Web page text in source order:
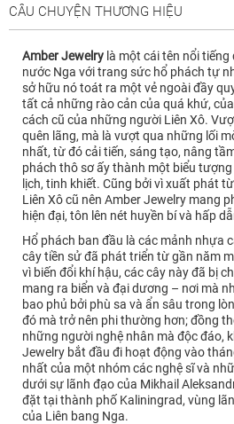
CÂU CHUYỆN THƯƠNG HIỆU
Amber Jewelry là một cái tên nổi
nước Nga với trang sức hổ phách tự
sở hữu nó toát ra một vẻ ngoài đầy
tất cả những rào cản của quá khứ,
cách cũ của những người Liên Xô.
quên lãng, mà là vượt qua những lối
nhất, từ đó cải tiến, sáng tạo, nâng
phách thô sơ ấy thành một biểu
lịch, tinh khiết. Cũng bởi vì xuất phát
Liên Xô cũ nên Amber Jewelry mang
hiện đại, tôn lên nét huyền bí và hấp
Hổ phách ban đầu là các mảnh nhựa
cây tiền sử đã phát triển từ gần năm
vì biến đổi khí hậu, các cây này đã bị
mang ra biển và đại dương – nơi mà
bao phủ bởi phù sa và ẩn sâu trong
đó mà trở nên phi thường hơn; đồng
những người nghệ nhân mà độc đáo,
Jewelry bắt đầu đi hoạt động vào
nhất của một nhóm các nghệ sĩ và
dưới sự lãnh đạo của Mikhail
đặt tại thành phố Kaliningrad, vùng
của Liên bang Nga.